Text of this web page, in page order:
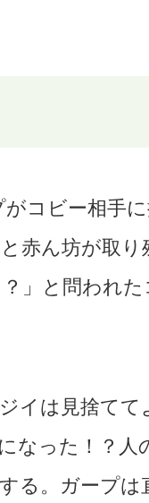
コビー相手
赤ん坊が取り
」と問われた
イは見捨てて
なった！？人
る。ガープは